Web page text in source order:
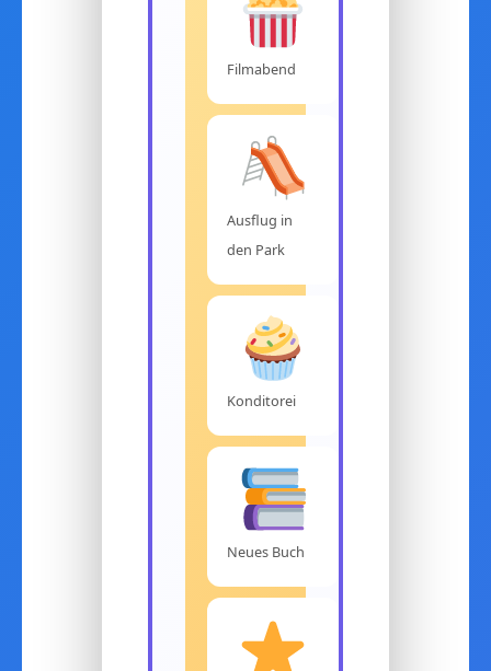
Filmabend
Ausflug in
den Park
Konditorei
Neues Buch